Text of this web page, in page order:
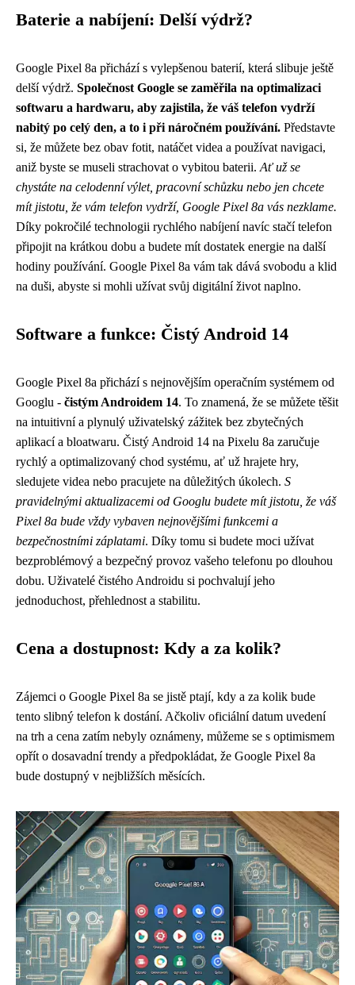
Baterie a nabíjení: Delší výdrž?
Google Pixel 8a přichází s vylepšenou baterií, která slibuje ještě
delší výdrž. Společnost Google se zaměřila na optimalizaci
softwaru a hardwaru, aby zajistila, že váš telefon vydrží
nabitý po celý den, a to i při náročném používání. Představte
si, že můžete bez obav fotit, natáčet videa a používat navigaci,
aniž byste se museli strachovat o vybitou baterii. Ať už se
chystáte na celodenní výlet, pracovní schůzku nebo jen chcete
mít jistotu, že vám telefon vydrží, Google Pixel 8a vás nezklame.
Díky pokročilé technologii rychlého nabíjení navíc stačí telefon
připojit na krátkou dobu a budete mít dostatek energie na další
hodiny používání. Google Pixel 8a vám tak dává svobodu a klid
na duši, abyste si mohli užívat svůj digitální život naplno.
Software a funkce: Čistý Android 14
Google Pixel 8a přichází s nejnovějším operačním systémem od
Googlu - čistým Androidem 14. To znamená, že se můžete těšit
na intuitivní a plynulý uživatelský zážitek bez zbytečných
aplikací a bloatwaru. Čistý Android 14 na Pixelu 8a zaručuje
rychlý a optimalizovaný chod systému, ať už hrajete hry,
sledujete videa nebo pracujete na důležitých úkolech. S
pravidelnými aktualizacemi od Googlu budete mít jistotu, že váš
Pixel 8a bude vždy vybaven nejnovějšími funkcemi a
bezpečnostními záplatami. Díky tomu si budete moci užívat
bezproblémový a bezpečný provoz vašeho telefonu po dlouhou
dobu. Uživatelé čistého Androidu si pochvalují jeho
jednoduchost, přehlednost a stabilitu.
Cena a dostupnost: Kdy a za kolik?
Zájemci o Google Pixel 8a se jistě ptají, kdy a za kolik bude
tento slibný telefon k dostání. Ačkoliv oficiální datum uvedení
na trh a cena zatím nebyly oznámeny, můžeme se s optimismem
opřít o dosavadní trendy a předpokládat, že Google Pixel 8a
bude dostupný v nejbližších měsících.